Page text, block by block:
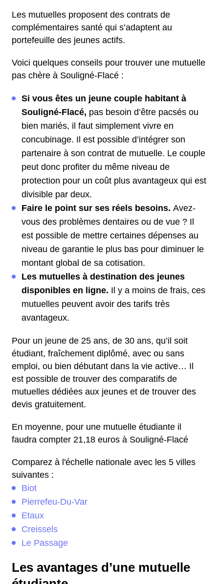
Les mutuelles proposent des contrats de
complémentaires santé qui s’adaptent au
portefeuille des jeunes actifs.
Voici quelques conseils pour trouver une mutuelle
pas chère à Souligné-Flacé :
Si vous êtes un jeune couple habitant à
Souligné-Flacé, pas besoin d’être pacsés ou
bien mariés, il faut simplement vivre en
concubinage. Il est possible d’intégrer son
partenaire à son contrat de mutuelle. Le couple
peut donc profiter du même niveau de
protection pour un coût plus avantageux qui est
divisible par deux.
Faire le point sur ses réels besoins. Avez-
vous des problèmes dentaires ou de vue ? Il
est possible de mettre certaines dépenses au
niveau de garantie le plus bas pour diminuer le
montant global de sa cotisation.
Les mutuelles à destination des jeunes
disponibles en ligne. Il y a moins de frais, ces
mutuelles peuvent avoir des tarifs très
avantageux.
Pour un jeune de 25 ans, de 30 ans, qu’il soit
étudiant, fraîchement diplômé, avec ou sans
emploi, ou bien débutant dans la vie active… Il
est possible de trouver des comparatifs de
mutuelles dédiées aux jeunes et de trouver des
devis gratuitement.
En moyenne, pour une mutuelle étudiante il
faudra compter 21,18 euros à Souligné-Flacé
Comparez à l'échelle nationale avec les 5 villes
suivantes :
Biot
Pierrefeu-Du-Var
Etaux
Creissels
Le Passage
Les avantages d’une mutuelle